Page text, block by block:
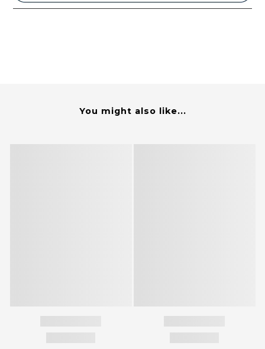
You might also like...